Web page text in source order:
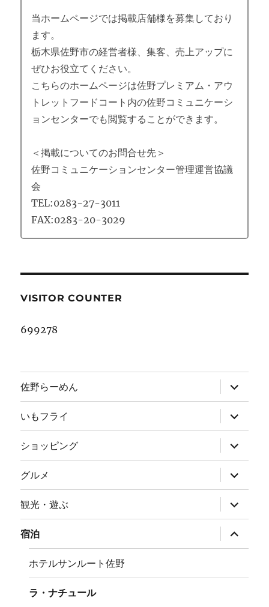
当ホームページでは掲載店舗様を募集しており
ます。
栃木県佐野市の経営者様、集客、売上アップに
ぜひお役立てください。
こちらのホームページは佐野プレミアム・アウ
トレットフードコート内の佐野コミュニケーシ
ョンセンターでも閲覧することができます。
＜掲載についてのお問合せ先＞
佐野コミュニケーションセンター管理運営協議
会
TEL:0283-27-3011
FAX:0283-20-3029
VISITOR COUNTER
699278
佐野らーめん
ブ
メ
ニ
ュ
ー
を
展
開
いもフライ
ブ
メ
ニ
ュ
ー
を
展
開
ショッピング
ブ
メ
ニ
ュ
ー
を
展
開
グルメ
ブ
メ
ニ
ュ
ー
を
展
開
観光・遊ぶ
ブ
メ
ニ
ュ
ー
開
宿泊
ブ
メ
ー
ホテルサンルート佐野
ラ・ナチュール